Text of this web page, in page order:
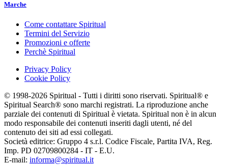
Marche
Come contattare Spiritual
Termini del Servizio
Promozioni e offerte
Perchè Spiritual
Privacy Policy
Cookie Policy
© 1998-2026 Spiritual - Tutti i diritti sono riservati. Spiritual® e
Spiritual Search® sono marchi registrati. La riproduzione anche
parziale dei contenuti di Spiritual è vietata. Spiritual non è in alcun
modo responsabile dei contenuti inseriti dagli utenti, né del
contenuto dei siti ad essi collegati.
Società editrice: Gruppo 4 s.r.l. Codice Fiscale, Partita IVA, Reg.
Imp. PD 02709800284 - IT - E.U.
E-mail: informa@spiritual.it